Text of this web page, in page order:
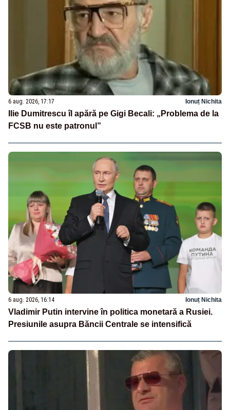
6 aug. 2026, 17:17 Ionuț Nichita
Ilie Dumitrescu îl apără pe Gigi Becali: „Problema de la
FCSB nu este patronul”
6 aug. 2026, 16:14 Ionuț Nichita
Vladimir Putin intervine în politica monetară a Rusiei.
Presiunile asupra Băncii Centrale se intensifică